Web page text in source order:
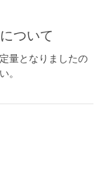
ついて
量となりましたの
。